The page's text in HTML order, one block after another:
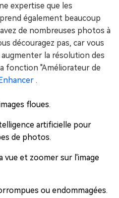
expertise que les
également beaucoup
de nombreuses photos à
découragez pas, car vous
la résolution des
fonction "Améliorateur de
.
floues.
artificielle pour
de photos.
vue et zoomer sur l'image
ou endommagées.